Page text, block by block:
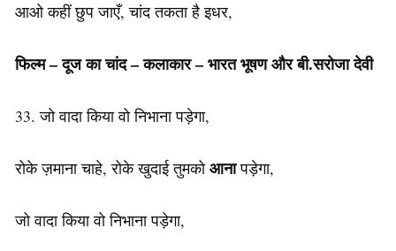
आओ कहीं छुप जाएँ, चांद तकता है इधर,
फिल्म – दूज का चांद – कलाकार – भारत भूषण और बी.सरोजा देवी
33. जो वादा किया वो निभाना पड़ेगा,
रोके ज़माना चाहे, रोके खुदाई तुमकोआनापड़ेगा,
जो वादा किया वो निभाना पड़ेगा,